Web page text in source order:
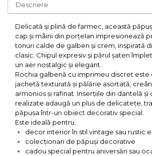
Descriere
Delicată și plină de farmec, această
cap și mâini din porțelan impresionează
tonuri calde de galben și crem, inspirată
clasic. Chipul expresiv și părul șaten
un aer nostalgic și elegant.
Rochia galbenă cu imprimeu discret
jachetă texturată și pălărie asortată,
armonios și rafinat. Inserțiile din dantelă
realizate adaugă un plus de delicatețe,
păpușa într-un obiect decorativ special.
Este ideală pentru:
decor interior în stil vintage sau rustic
colecționari de păpuși decorative
cadou special pentru aniversări sau